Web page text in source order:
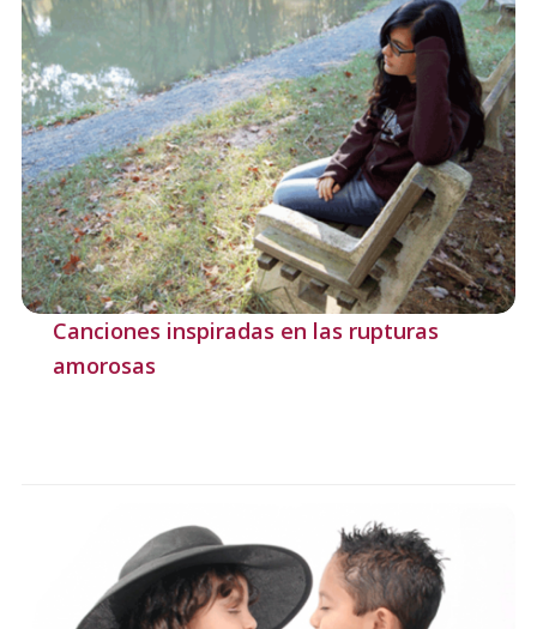
Canciones inspiradas en las rupturas
amorosas